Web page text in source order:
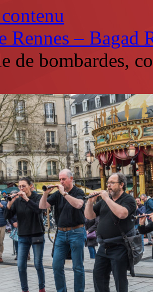
Rennes – Bagad
de bombardes,